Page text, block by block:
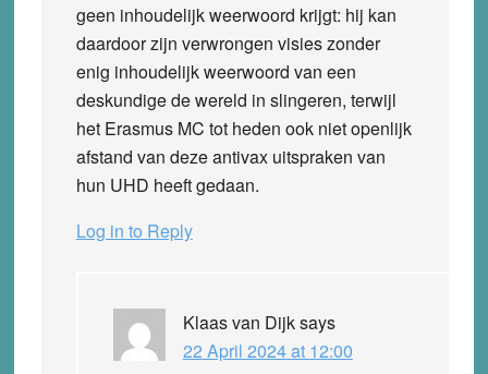
geen inhoudelijk weerwoord krijgt: hij kan
daardoor zijn verwrongen visies zonder
enig inhoudelijk weerwoord van een
deskundige de wereld in slingeren, terwijl
het Erasmus MC tot heden ook niet openlijk
afstand van deze antivax uitspraken van
hun UHD heeft gedaan.
Log in to Reply
Klaas van Dijksays
22 April 2024 at 12:00